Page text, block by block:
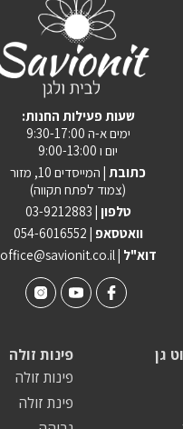
:שעות פעילות החנות
ימים א-ה 9:30-17:00
יום ו 9:00-13:00
כתובת | המייסדים 10, מזור
(צמוד לפתח תקווה)
טלפון | 03-9212883
וואטסאפ | 054-6016552
office@savionit.co.il | דוא"ל
פינות זולה
פינות זולה
פינת זולה
גן